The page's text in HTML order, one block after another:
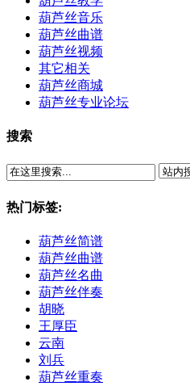
葫芦丝音乐
葫芦丝曲谱
葫芦丝视频
其它相关
葫芦丝商城
葫芦丝专业论坛
搜索
热门标签:
葫芦丝简谱
葫芦丝曲谱
葫芦丝名曲
葫芦丝伴奏
胡晓
王厚臣
云南
刘兵
葫芦丝重奏